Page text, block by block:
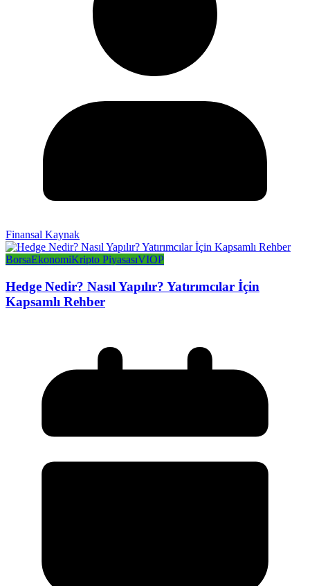
Finansal Kaynak
BorsaEkonomiKripto PiyasasıVIOP
Hedge Nedir? Nasıl Yapılır? Yatırımcılar İçin
Kapsamlı Rehber